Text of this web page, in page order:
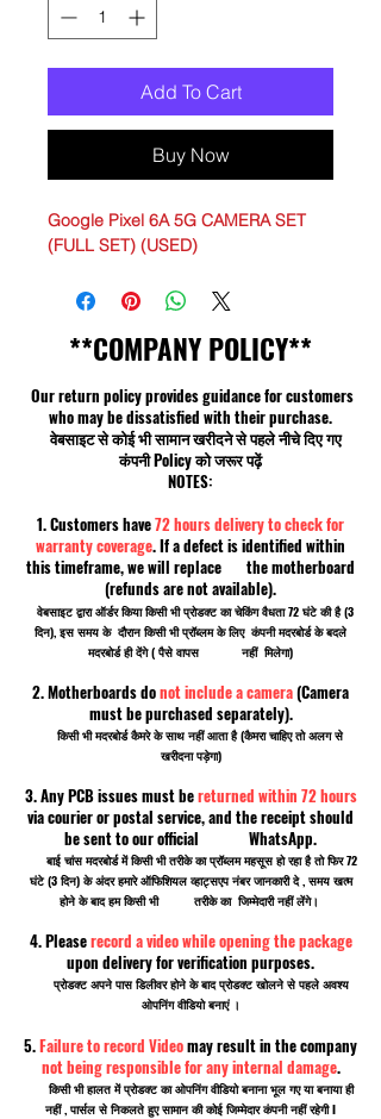
Add To Cart
Buy Now
Google Pixel 6A 5G CAMERA SET
(FULL SET) (USED)
**COMPANY POLICY**
Our return policy provides guidance for customers
who may be dissatisfied with their purchase.
वेबसाइट से कोई भी सामान खरीदने से पहले नीचे दिए गए
कंपनी Policy को जरूर पढ़ें
NOTES:
1. Customers have72 hours delivery to check for
warranty coverage. If a defect is identified within
this timeframe, we will replace the motherboard
(refunds are not available).
वेबसाइट द्वारा ऑर्डर किया किसी भी प्रोडक्ट का चेकिंग वैधता 72 घंटे की है (3
दिन), इस समय के दौरान किसी भी प्रॉब्लम के लिए कंपनी मदरबोर्ड के बदले
मदरबोर्ड ही देंगे ( पैसे वापस नहीं मिलेगा)
2. Motherboards donot include a camera(Camera
must be purchased separately).
किसी भी मदरबोर्ड कैमरे के साथ नहीं आता है (कैमरा चाहिए तो अलग से
खरीदना पड़ेगा)
3. Any PCB issues must bereturned within 72 hours
via courier or postal service, and the receipt should
be sent to our official WhatsApp.
बाई चांस मदरबोर्ड में किसी भी तरीके का प्रॉब्लम महसूस हो रहा है तो फिर 72
घंटे (3 दिन) के अंदर हमारे ऑफिशियल व्हाट्सएप नंबर जानकारी दे , समय खत्म
होने के बाद हम किसी भी तरीके का जिम्मेदारी नहीं लेंगे।
4. Pleaserecord a video while opening the package
upon delivery for verification purposes.
प्रोडक्ट अपने पास डिलीवर होने के बाद प्रोडक्ट खोलने से पहले अवश्य
ओपनिंग वीडियो बनाएं ।
5.Failure to record Videomay result in the company
not being responsible for any internal damage.
किसी भी हालत में प्रोडक्ट का ओपनिंग वीडियो बनाना भूल गए या बनाया ही
नहीं , पार्सल से निकलते हुए सामान की कोई जिम्मेदार कंपनी नहीं रहेगी I